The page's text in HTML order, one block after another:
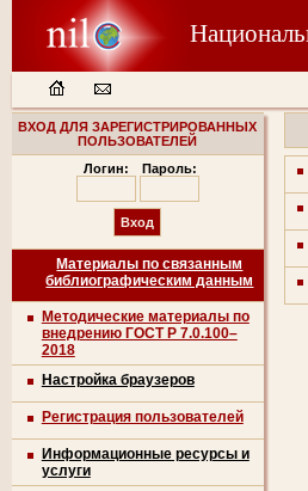
ВХОД ДЛЯ ЗАРЕГИСТРИРОВАННЫХ
ПОЛЬЗОВАТЕЛЕЙ
Логин:
Пароль:
Материалы по связанным
библиографическим данным
Методические материалы по
внедрению ГОСТ Р 7.0.100–
2018
Настройка браузеров
Регистрация пользователей
Информационные ресурсы и
услуги